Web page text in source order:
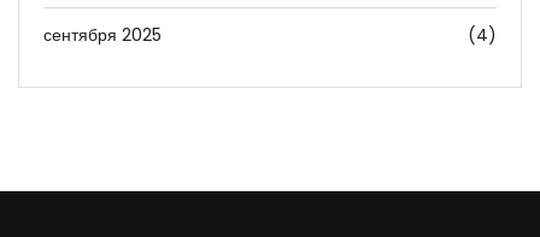
сентября 2025 (4)